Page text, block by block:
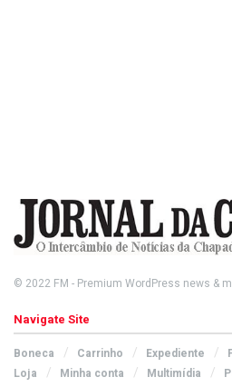
© 2022 FM - Premium WordPress news &
Navigate Site
Boneca Carrinho Expediente
Loja
Minha conta Multimídia